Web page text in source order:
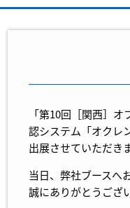
「第10回［関西］
認システム「オクレ
出展させていただき
当日、弊社ブースへ
誠にありがとうござ